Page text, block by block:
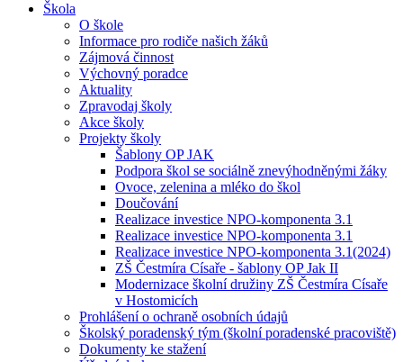
Škola
O škole
Informace pro rodiče našich žáků
Zájmová činnost
Výchovný poradce
Aktuality
Zpravodaj školy
Akce školy
Projekty školy
Šablony OP JAK
Podpora škol se sociálně znevýhodněnými žáky
Ovoce, zelenina a mléko do škol
Doučování
Realizace investice NPO-komponenta 3.1
Realizace investice NPO-komponenta 3.1
Realizace investice NPO-komponenta 3.1(2024)
ZŠ Čestmíra Císaře - šablony OP Jak II
Modernizace školní družiny ZŠ Čestmíra Císaře
v Hostomicích
Prohlášení o ochraně osobních údajů
Školský poradenský tým (školní poradenské pracoviště)
Dokumenty ke stažení